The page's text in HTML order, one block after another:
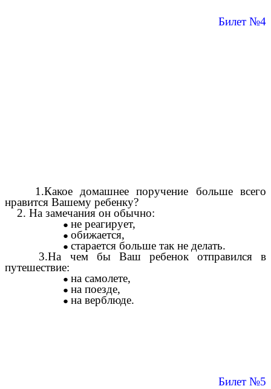
Билет №4
1.Какое домашнее поручение больше всего
нравится Вашему ребенку?
2. На замечания он обычно:
не реагирует,
обижается,
старается больше так не делать.
3.На чем бы Ваш ребенок отправился в
путешествие:
на самолете,
на поезде,
на верблюде.
Билет №5